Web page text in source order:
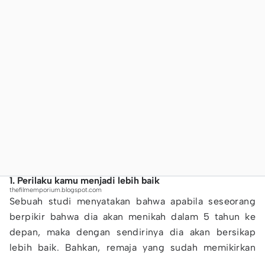
1. Perilaku kamu menjadi lebih baik
thefilmemporium.blogspot.com
Sebuah studi menyatakan bahwa apabila seseorang
berpikir bahwa dia akan menikah dalam 5 tahun ke
depan, maka dengan sendirinya dia akan bersikap
lebih baik. Bahkan, remaja yang sudah memikirkan